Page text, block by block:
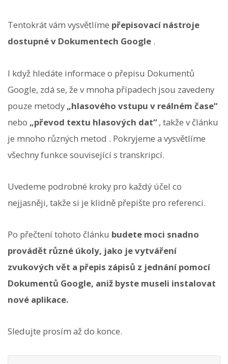
Tentokrát vám vysvětlíme přepisovací nástroje
dostupné v Dokumentech Google .
I když hledáte informace o přepisu Dokumentů
Google, zdá se, že v mnoha případech jsou zavedeny
pouze metody „hlasového vstupu v reálném čase“
nebo „převod textu hlasových dat“, takže v článku
je mnoho různých metod . Pokryjeme a vysvětlíme
všechny funkce související s transkripcí.
Uvedeme podrobné kroky pro každý účel co
nejjasněji, takže si je klidně přepište pro referenci.
Po přečtení tohoto článku budete moci snadno
provádět různé úkoly, jako je vytváření
zvukových vět a přepis zápisů z jednání pomocí
Dokumentů Google, aniž byste museli instalovat
nové aplikace.
Sledujte prosím až do konce.